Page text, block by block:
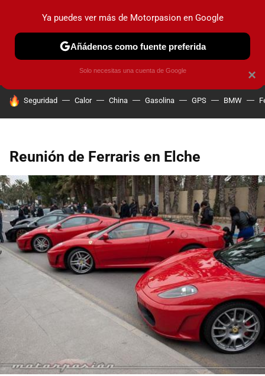
PRUEBAS COCHES ELÉCTRICOS OBSERVATORIO
HOY SE HABLA DE
Seguridad Calor China Gasolina GPS BMW
Reunión de Ferraris en Elche
×
Ya puedes ver más de Motorpasion en Google
Añádenos como fuente preferida
Solo necesitas una cuenta de Google